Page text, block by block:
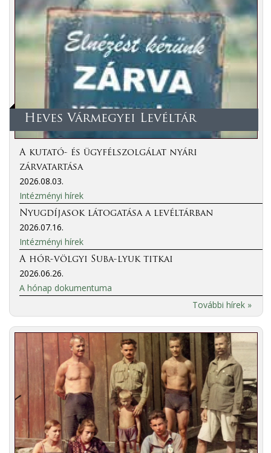
Heves Vármegyei Levéltár
A kutató- és ügyfélszolgálat nyári
zárvatartása
2026.08.03.
Intézményi hírek
Nyugdíjasok látogatása a levéltárban
2026.07.16.
Intézményi hírek
A hór-völgyi Suba-lyuk titkai
2026.06.26.
A hónap dokumentuma
További hírek »